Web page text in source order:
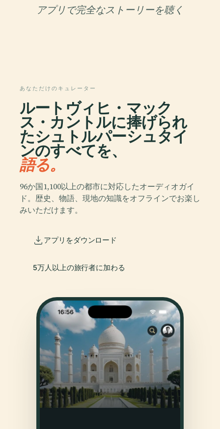
アプリで完全なストーリーを聴く
あなただけのキュレーター
ルートヴィヒ・マック
ス・カントルに捧げられ
たシュトルパーシュタイ
ンのすべてを、
語る。
96か国1,100以上の都市に対応したオーディオガイ
ド。歴史、物語、現地の知識をオフラインでお楽し
みいただけます。
アプリをダウンロード
5万人以上の旅行者に加わる